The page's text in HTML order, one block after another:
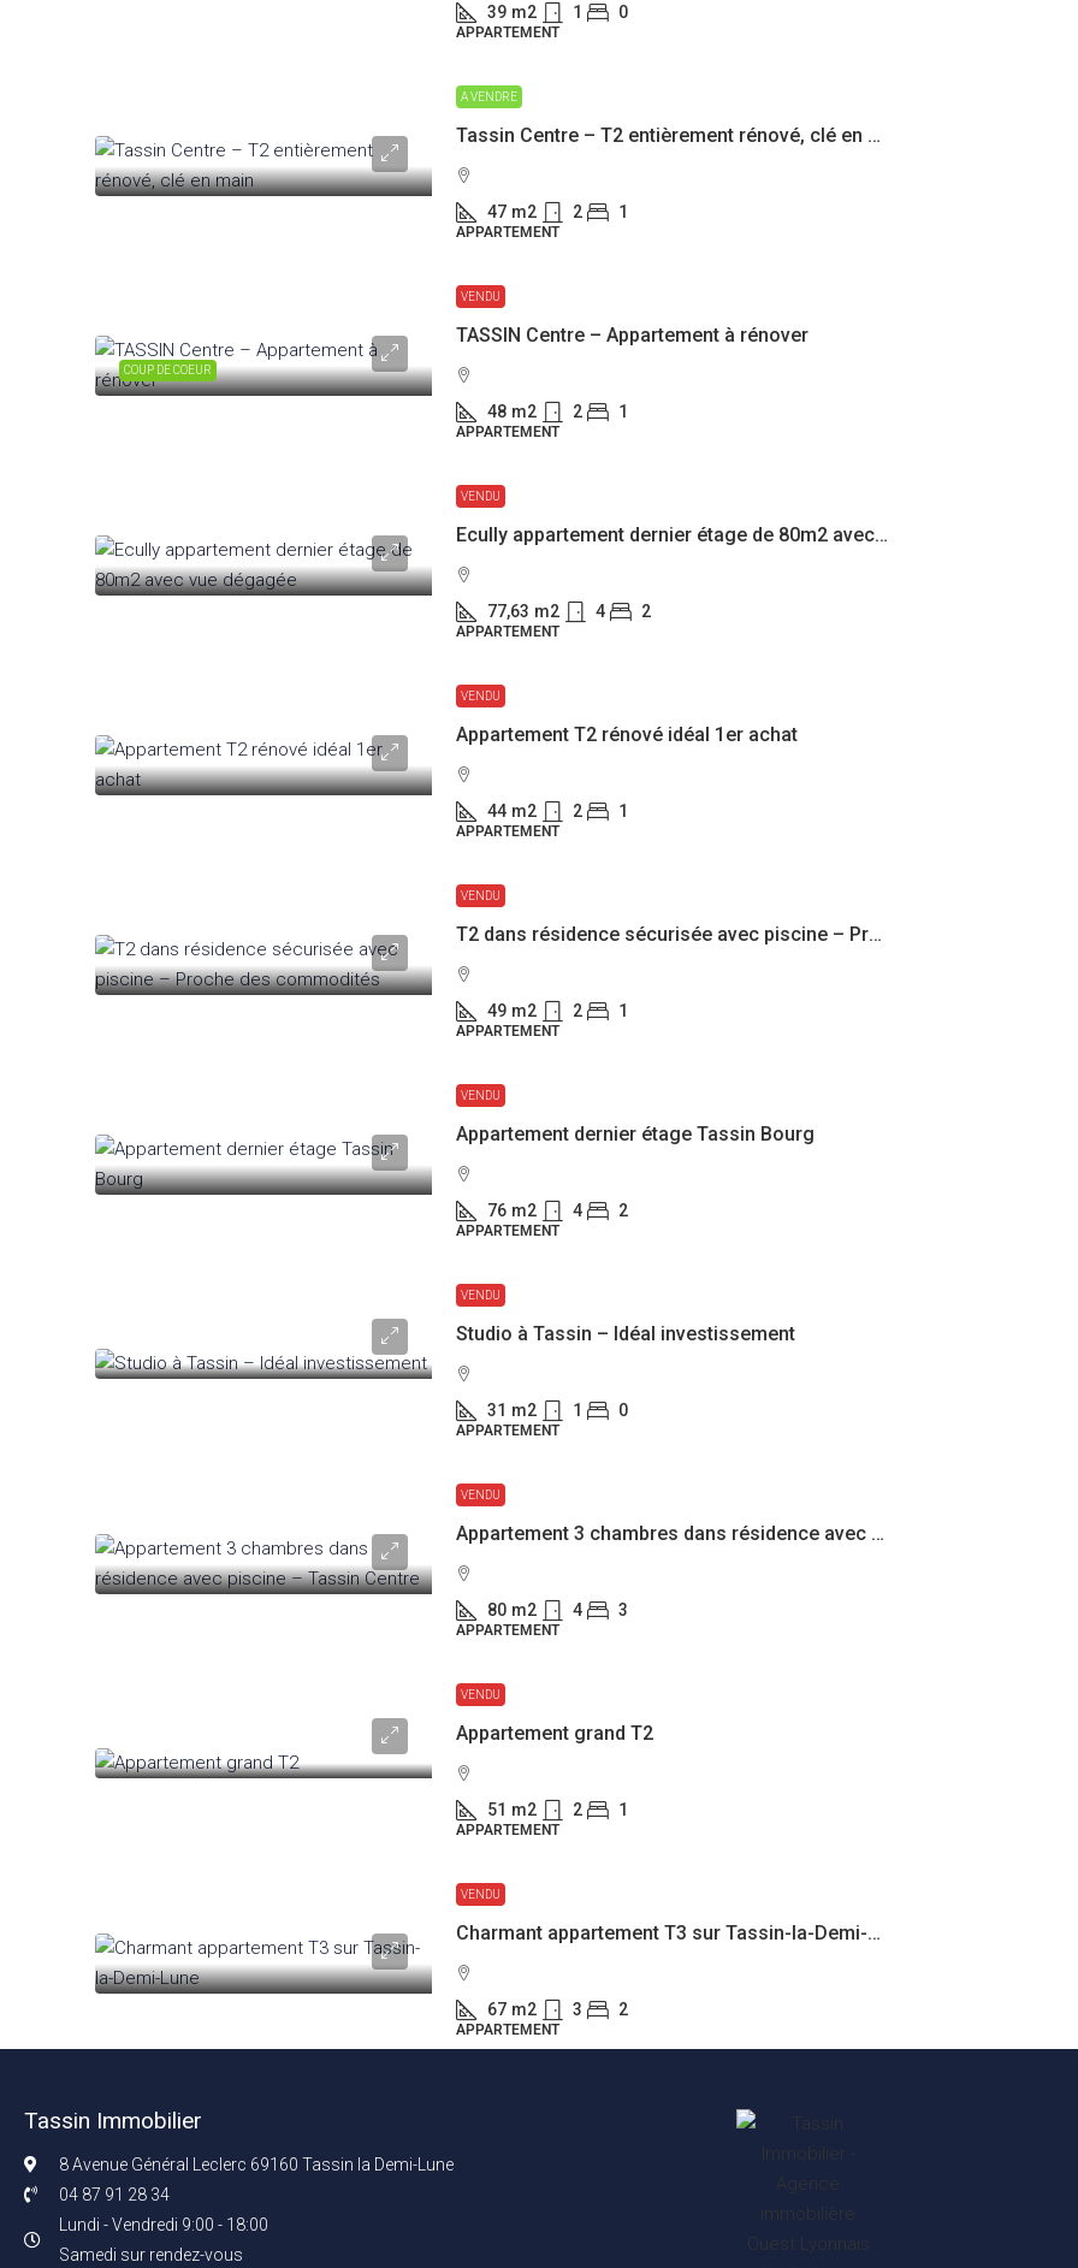
39 m2 1 0
APPARTEMENT
A VENDRE
Tassin Centre – T2 entièrement rénové, clé en main
47 m2 2 1
APPARTEMENT
COUP DE COEUR
VENDU
TASSIN Centre – Appartement à rénover
48 m2 2 1
APPARTEMENT
VENDU
Ecully appartement dernier étage de 80m2 avec vue dégagée
77,63 m2 4 2
APPARTEMENT
VENDU
Appartement T2 rénové idéal 1er achat
44 m2 2 1
APPARTEMENT
VENDU
T2 dans résidence sécurisée avec piscine – Proche des commodités
49 m2 2 1
APPARTEMENT
VENDU
Appartement dernier étage Tassin Bourg
76 m2 4 2
APPARTEMENT
VENDU
Studio à Tassin – Idéal investissement
31 m2 1 0
APPARTEMENT
VENDU
Appartement 3 chambres dans résidence avec piscine – Tassin Centre
80 m2 4 3
APPARTEMENT
VENDU
Appartement grand T2
51 m2 2 1
APPARTEMENT
VENDU
Charmant appartement T3 sur Tassin-la-Demi-Lune
67 m2 3 2
APPARTEMENT
Tassin Immobilier
8 Avenue Général Leclerc 69160 Tassin la Demi-Lune
04 87 91 28 34
Lundi - Vendredi 9:00 - 18:00
Samedi sur rendez-vous